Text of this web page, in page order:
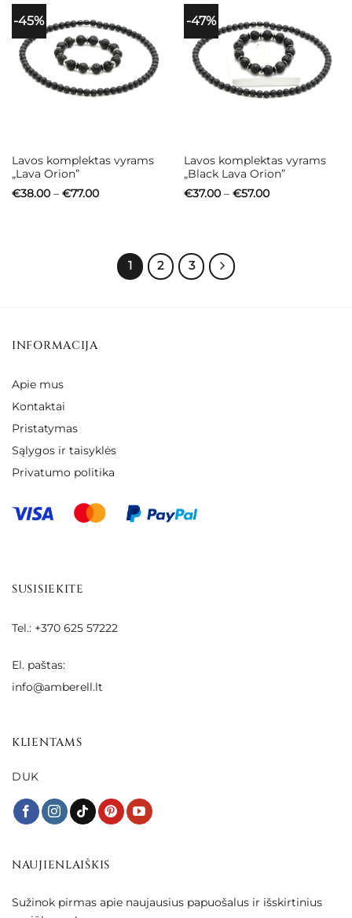
-45%
Lavos komplektas vyrams
„Lava Orion”
€38.00 – €77.00Price
-47%
Lavos komplektas vyrams
„Black Lava Orion”
€37.00 – €57.00Price
1 2 3
INFORMACIJA
Apie mus
Kontaktai
Pristatymas
Sąlygos ir taisyklės
Privatumo politika
SUSISIEKITE
Tel.: +370 625 57222
El. paštas:
info@amberell.lt
KLIENTAMS
DUK
NAUJIENLAIŠKIS
Sužinok pirmas apie naujausius papuošalus ir išskirtinius